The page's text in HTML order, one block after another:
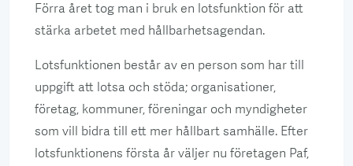
Förra året tog man i bruk en lotsfunktion för att
stärka arbetet med hållbarhetsagendan.
Lotsfunktionen består av en person som har till
uppgift att lotsa och stöda; organisationer,
företag, kommuner, föreningar och myndigheter
som vill bidra till ett mer hållbart samhälle. Efter
lotsfunktionens första år väljer nu företagen Paf,